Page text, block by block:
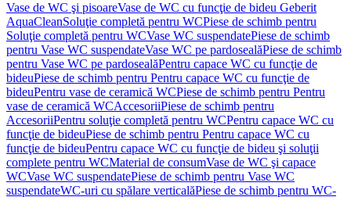
Vase de WC şi pisoareVase de WC cu funcţie de bideu Geberit
AquaCleanSoluţie completă pentru WCPiese de schimb pentru
Soluţie completă pentru WCVase WC suspendatePiese de schimb
pentru Vase WC suspendateVase WC pe pardosealăPiese de schimb
pentru Vase WC pe pardosealăPentru capace WC cu funcţie de
bideuPiese de schimb pentru Pentru capace WC cu funcţie de
bideuPentru vase de ceramică WCPiese de schimb pentru Pentru
vase de ceramică WCAccesoriiPiese de schimb pentru
AccesoriiPentru soluţie completă pentru WCPentru capace WC cu
funcţie de bideuPiese de schimb pentru Pentru capace WC cu
funcţie de bideuPentru capace WC cu funcţie de bideu şi soluţii
complete pentru WCMaterial de consumVase de WC şi capace
WCVase WC suspendatePiese de schimb pentru Vase WC
suspendateWC-uri cu spălare verticalăPiese de schimb pentru WC-